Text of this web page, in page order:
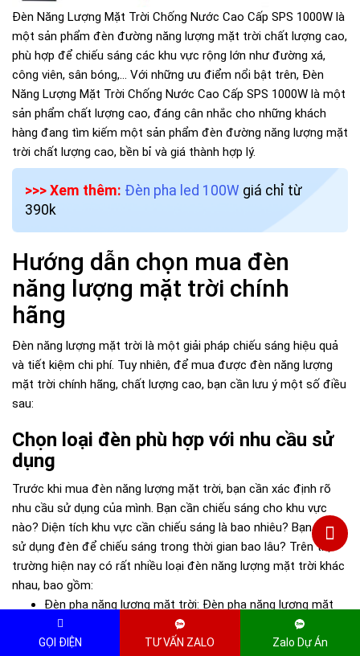
Đèn Năng Lượng Mặt Trời Chống Nước Cao Cấp SPS 1000W là
một sản phẩm đèn đường năng lượng mặt trời chất lượng cao,
phù hợp để chiếu sáng các khu vực rộng lớn như đường xá,
công viên, sân bóng,... Với những ưu điểm nổi bật trên, Đèn
Năng Lượng Mặt Trời Chống Nước Cao Cấp SPS 1000W là một
sản phẩm chất lượng cao, đáng cân nhắc cho những khách
hàng đang tìm kiếm một sản phẩm đèn đường năng lượng mặt
trời chất lượng cao, bền bỉ và giá thành hợp lý.
>>> Xem thêm: Đèn pha led 100W giá chỉ từ
390k
Hướng dẫn chọn mua đèn
năng lượng mặt trời chính
hãng
Đèn năng lượng mặt trời là một giải pháp chiếu sáng hiệu quả
và tiết kiệm chi phí. Tuy nhiên, để mua được đèn năng lượng
mặt trời chính hãng, chất lượng cao, bạn cần lưu ý một số điều
sau:
Chọn loại đèn phù hợp với nhu cầu sử
dụng
Trước khi mua đèn năng lượng mặt trời, bạn cần xác định rõ
nhu cầu sử dụng của mình. Bạn cần chiếu sáng cho khu vực
nào? Diện tích khu vực cần chiếu sáng là bao nhiêu? Bạn muốn
sử dụng đèn để chiếu sáng trong thời gian bao lâu? Trên thị
trường hiện nay có rất nhiều loại đèn năng lượng mặt trời khác
nhau, bao gồm:
Đèn pha năng lượng mặt trời: Đèn pha năng lượng mặt
trời được sử dụng để chiếu sáng cho các khu vực rộng
lớn, chẳng hạn như sân vườn, sân bóng, đường phố,...
GỌI ĐIỆN TƯ VẤN ZALO Zalo Dự Án